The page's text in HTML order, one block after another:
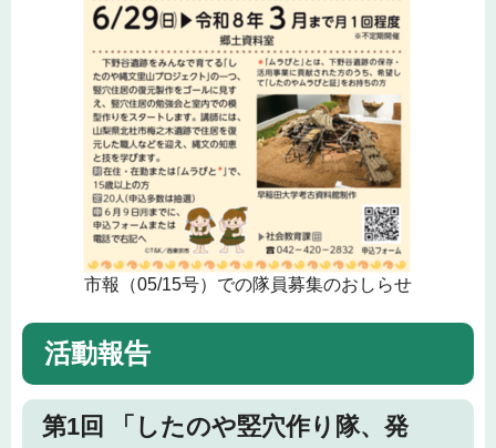
市報（05/15号）での隊員募集のおしらせ
活動報告
第1回 「したのや竪穴作り隊、発